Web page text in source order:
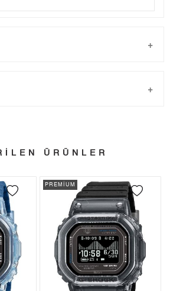
0,00 ₺ 0,00 ₺
0,00 ₺
0,00 ₺
0,00 ₺
0,00 ₺
günü içinde yapılmaktadır. Resmi
yapacağınız tüm alışverişlerde
ve üzeri alışverişlerde Yurtiçi
tarihten itibaren 14 gün içerisinde
ÜRÜNLER
PREMİUM